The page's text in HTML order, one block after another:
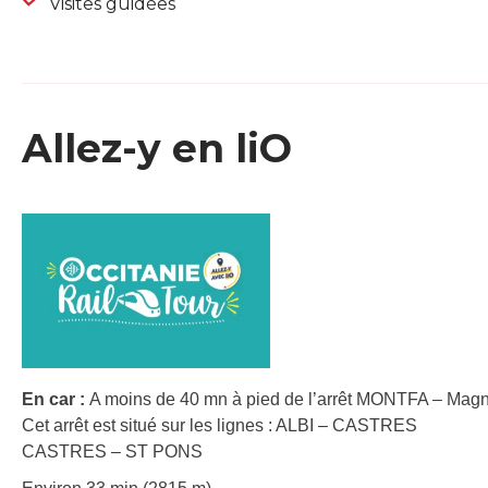
Visites guidées
Allez-y en liO
En car : A moins de 40 mn à pied de l’arrêt MONTFA –
Cet arrêt est situé sur les lignes : ALBI – CASTRES
CASTRES – ST PONS